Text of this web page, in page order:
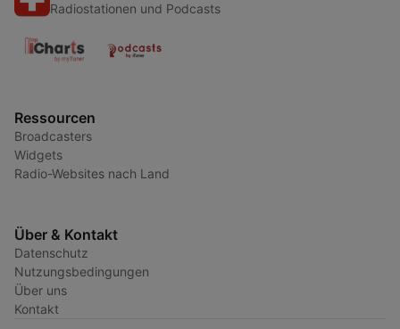
Radiostationen und Podcasts
Ressourcen
Broadcasters
Widgets
Radio-Websites nach Land
Über & Kontakt
Datenschutz
Nutzungsbedingungen
Über uns
Kontakt